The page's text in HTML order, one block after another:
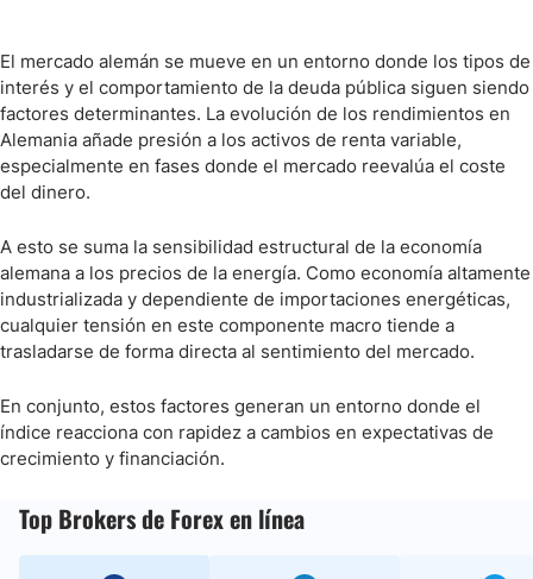
El mercado alemán se mueve en un entorno donde los tipos de
interés y el comportamiento de la deuda pública siguen siendo
factores determinantes. La evolución de los rendimientos en
Alemania añade presión a los activos de renta variable,
especialmente en fases donde el mercado reevalúa el coste
del dinero.
A esto se suma la sensibilidad estructural de la economía
alemana a los precios de la energía. Como economía altamente
industrializada y dependiente de importaciones energéticas,
cualquier tensión en este componente macro tiende a
trasladarse de forma directa al sentimiento del mercado.
En conjunto, estos factores generan un entorno donde el
índice reacciona con rapidez a cambios en expectativas de
crecimiento y financiación.
Top Brokers de Forex en línea